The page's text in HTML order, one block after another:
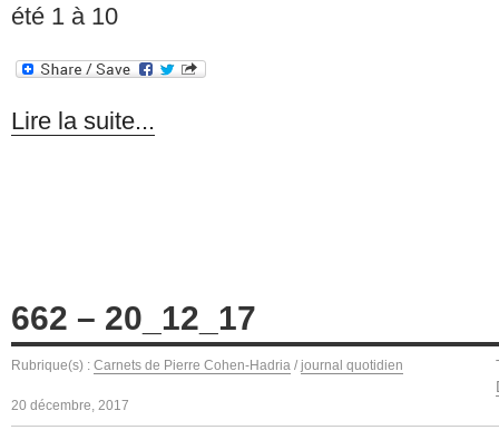
été 1 à 10
Lire la suite...
662 – 20_12_17
Rubrique(s) : Carnets de Pierre Cohen-Hadria / journal quotidien
20 décembre, 2017